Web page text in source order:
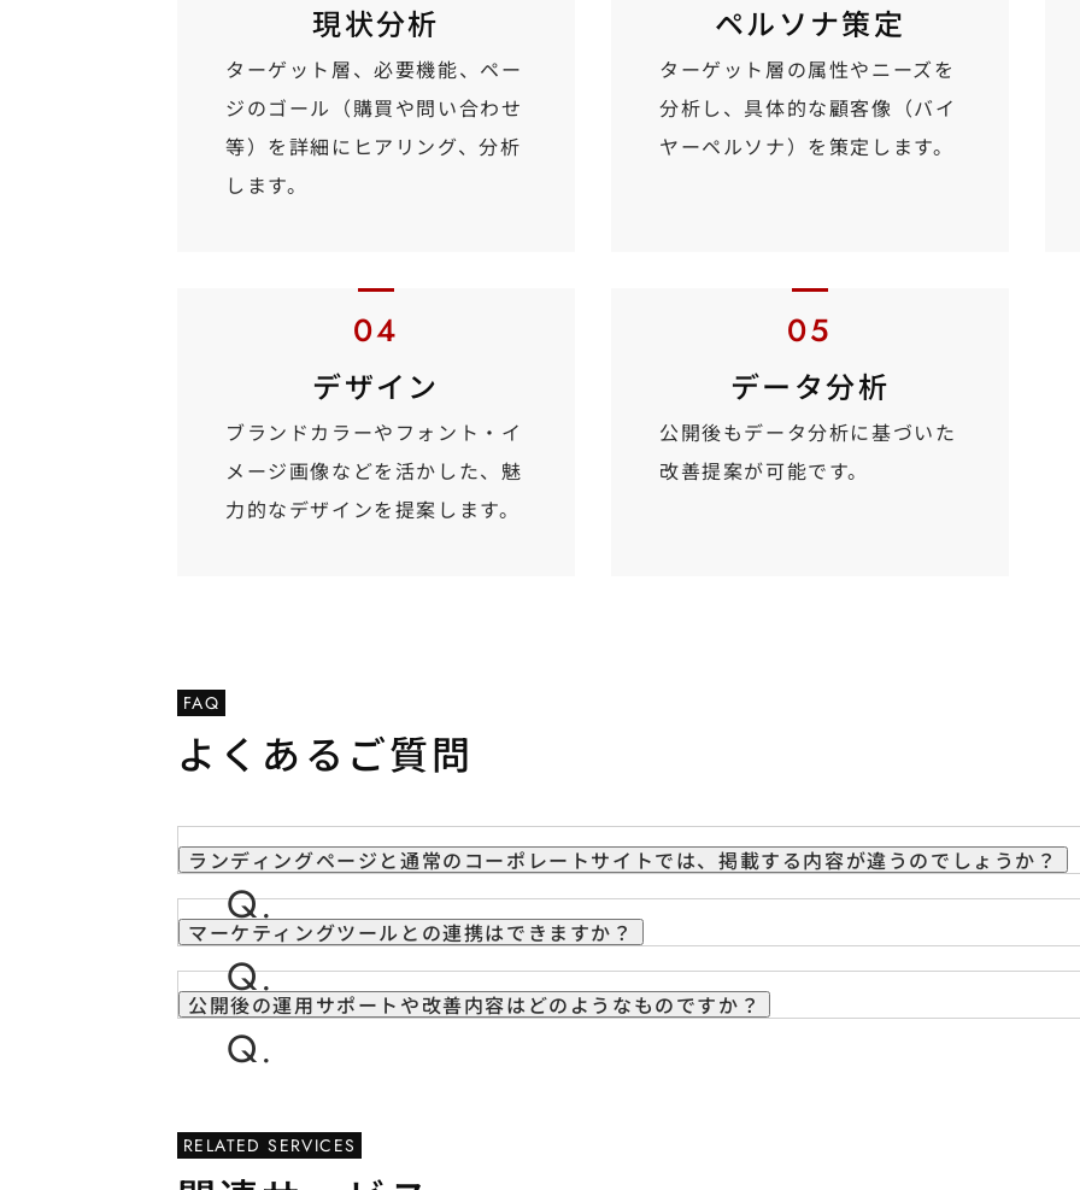
現状分析
ターゲット層、必要機能、ペー
ジのゴール（購買や問い合わせ
等）を詳細にヒアリング、分析
します。
ペルソナ策定
ターゲット層の属性やニーズを
分析し、具体的な顧客像（バイ
ヤーペルソナ）を策定します。
デザイン
ブランドカラーやフォント・イ
メージ画像などを活かした、魅
力的なデザインを提案します。
データ分析
公開後もデータ分析に基づいた
改善提案が可能です。
FAQ
よくあるご質問
ランディングページと通常のコーポレートサイトでは、掲載する内容が違うのでしょうか？
マーケティングツールとの連携はできますか？
公開後の運用サポートや改善内容はどのようなものですか？
RELATED SERVICES